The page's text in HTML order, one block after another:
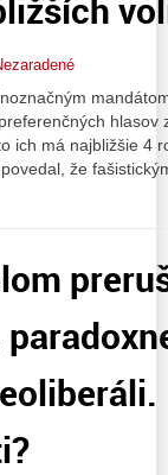
hlasov
ich má najbližšie 4
že